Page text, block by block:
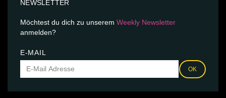
NEWSLETTER
Möchtest du dich zu unserem Weekly Newsletter
anmelden?
E-MAIL
OK